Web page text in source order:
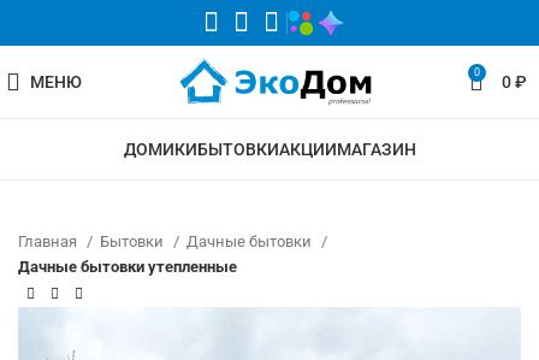
МЕНЮ 0 0₽
ДОМИКИБЫТОВКИАКЦИИМАГАЗИН
Главная Бытовки
Дачные бытовки
Дачные бытовки утепленные